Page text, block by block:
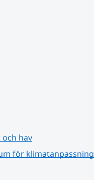
och hav
för klimatanpassning